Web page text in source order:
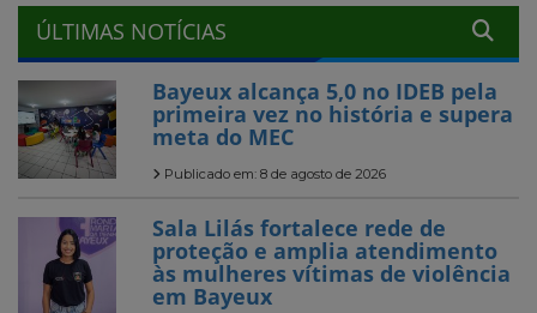
ÚLTIMAS NOTÍCIAS
Bayeux alcança 5,0 no IDEB pela
primeira vez no história e supera
meta do MEC
Publicado em: 8 de agosto de 2026
Sala Lilás fortalece rede de
proteção e amplia atendimento
às mulheres vítimas de violência
em Bayeux